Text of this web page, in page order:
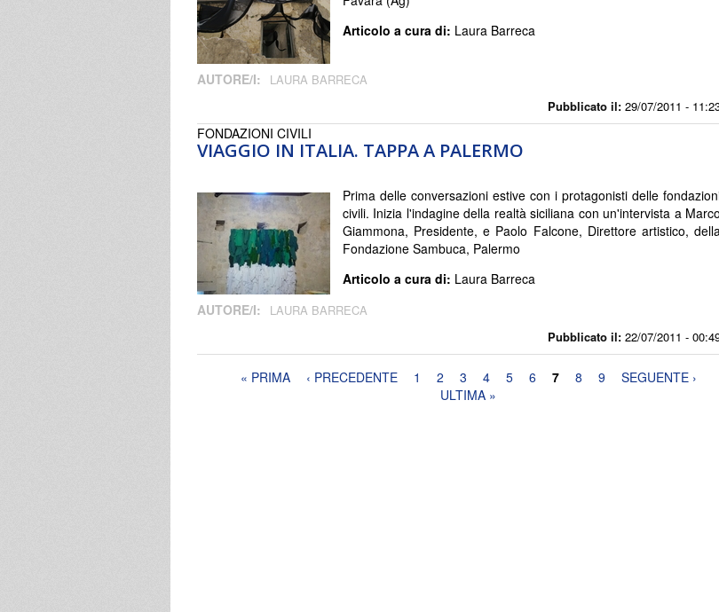
Pubblicato il: 29/07/2011 -
Articolo a cura di: Laura Barreca
AUTORE/I: LAURA BARRECA
VIAGGIO IN ITALIA. TAPPA A PALERMO
Pubblicato il: 22/07/2011 -
FONDAZIONI CIVILI
Prima delle conversazioni estive con i protagonisti delle
civili. Inizia l'indagine della realtà siciliana con un'intervista a Marco
Giammona, Presidente, e Paolo Falcone, Direttore artistico, della
Fondazione Sambuca, Palermo
Articolo a cura di: Laura Barreca
AUTORE/I:
LAURA BARRECA
Pagine« PRIMA ‹ PRECEDENTE 1 2 3 4 5 6 7 8 9
SEGUENTE ›
ULTIMA »